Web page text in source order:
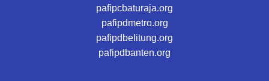
pafipcbaturaja.org
pafipdmetro.org
pafipdbelitung.org
pafipdbanten.org